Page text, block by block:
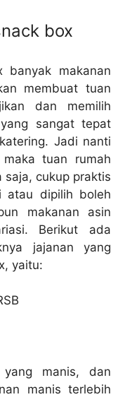
box
banyak makanan
membuat tuan
dan memilih
sangat tepat
Jadi nanti
tuan rumah
saja, cukup praktis
atau dipilih boleh
makanan asin
Berikut ada
jajanan yang
yaitu:
manis, dan
manis terlebih